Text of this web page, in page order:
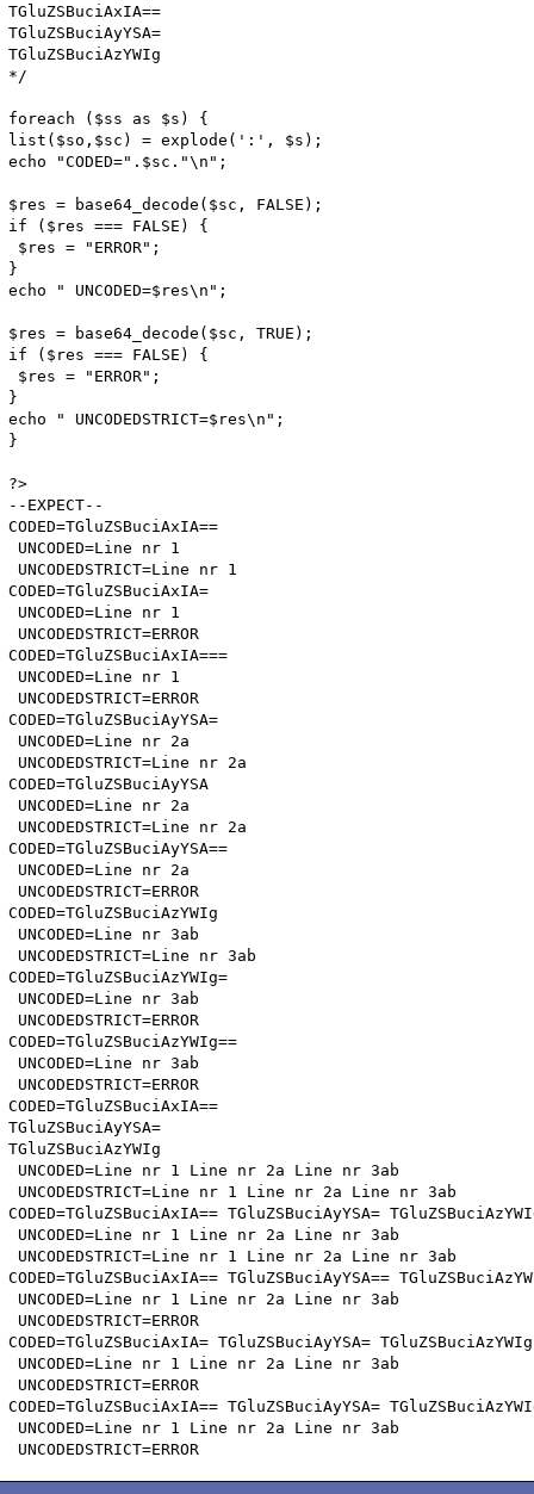
TGluZSBuciAxIA==
TGluZSBuciAyYSA=
TGluZSBuciAzYWIg
*/
foreach ($ss as $s) {
list($so,$sc) = explode(':', $s);
echo "CODED=".$sc."\n";
$res = base64_decode($sc, FALSE);
if ($res === FALSE) {
$res = "ERROR";
}
echo " UNCODED=$res\n";
$res = base64_decode($sc, TRUE);
if ($res === FALSE) {
$res = "ERROR";
}
echo " UNCODEDSTRICT=$res\n";
}
?>
--EXPECT--
CODED=TGluZSBuciAxIA==
UNCODED=Line nr 1
UNCODEDSTRICT=Line nr 1
CODED=TGluZSBuciAxIA=
UNCODED=Line nr 1
UNCODEDSTRICT=ERROR
CODED=TGluZSBuciAxIA===
UNCODED=Line nr 1
UNCODEDSTRICT=ERROR
CODED=TGluZSBuciAyYSA=
UNCODED=Line nr 2a
UNCODEDSTRICT=Line nr 2a
CODED=TGluZSBuciAyYSA
UNCODED=Line nr 2a
UNCODEDSTRICT=Line nr 2a
CODED=TGluZSBuciAyYSA==
UNCODED=Line nr 2a
UNCODEDSTRICT=ERROR
CODED=TGluZSBuciAzYWIg
UNCODED=Line nr 3ab
UNCODEDSTRICT=Line nr 3ab
CODED=TGluZSBuciAzYWIg=
UNCODED=Line nr 3ab
UNCODEDSTRICT=ERROR
CODED=TGluZSBuciAzYWIg==
UNCODED=Line nr 3ab
UNCODEDSTRICT=ERROR
CODED=TGluZSBuciAxIA==
TGluZSBuciAyYSA=
TGluZSBuciAzYWIg
UNCODED=Line nr 1 Line nr 2a Line nr 3ab
UNCODEDSTRICT=Line nr 1 Line nr 2a Line nr 3ab
CODED=TGluZSBuciAxIA== TGluZSBuciAyYSA=
UNCODED=Line nr 1 Line nr 2a Line nr 3ab
UNCODEDSTRICT=Line nr 1 Line nr 2a Line nr 3ab
CODED=TGluZSBuciAxIA== TGluZSBuciAyYSA==
UNCODED=Line nr 1 Line nr 2a Line nr 3ab
UNCODEDSTRICT=ERROR
CODED=TGluZSBuciAxIA= TGluZSBuciAyYSA= TGluZSBuciAzYWIg
UNCODED=Line nr 1 Line nr 2a Line nr 3ab
UNCODEDSTRICT=ERROR
CODED=TGluZSBuciAxIA== TGluZSBuciAyYSA=
UNCODED=Line nr 1 Line nr 2a Line nr 3ab